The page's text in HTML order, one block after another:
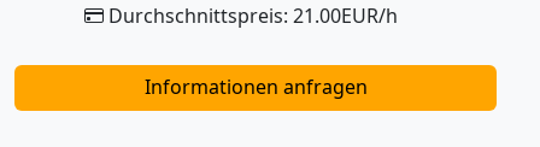
Durchschnittspreis: 21.00EUR/h
Informationen anfragen